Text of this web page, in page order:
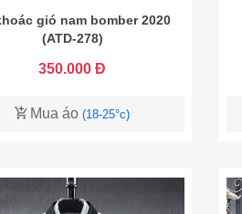
gió nam bomber 2020
(ATD-278)
350.000 Đ
Mua áo(18-25°c)